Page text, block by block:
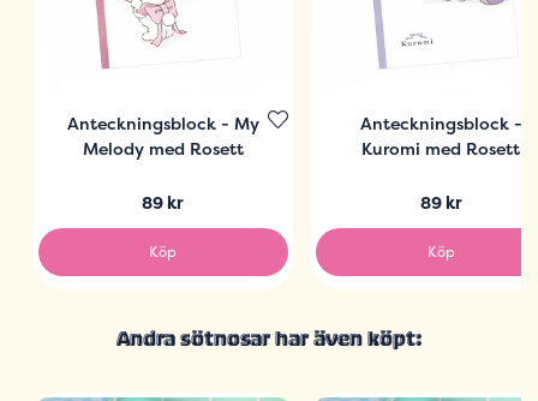
Anteckningsblock - My
Melody med Rosett
89 kr
Köp
Anteckningsblock -
Kuromi med Rosett
89 kr
Köp
Andra sötnosar har även köpt: